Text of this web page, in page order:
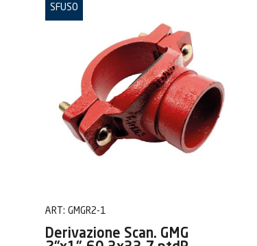
ART: GMGR2-1
Derivazione Scan. GMG
SFUSO